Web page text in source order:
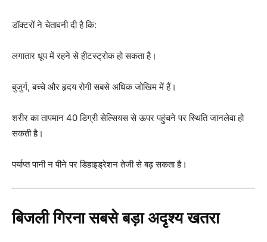
डॉक्टरों ने चेतावनी दी है कि:
लगातार धूप में रहने से हीटस्ट्रोक हो सकता है।
बुजुर्ग, बच्चे और हृदय रोगी सबसे अधिक जोखिम में हैं।
शरीर का तापमान 40 डिग्री सेल्सियस से ऊपर पहुंचने पर स्थिति जानलेवा हो
सकती है।
पर्याप्त पानी न पीने पर डिहाइड्रेशन तेजी से बढ़ सकता है।
बिजली गिरना सबसे बड़ा अदृश्य खतरा